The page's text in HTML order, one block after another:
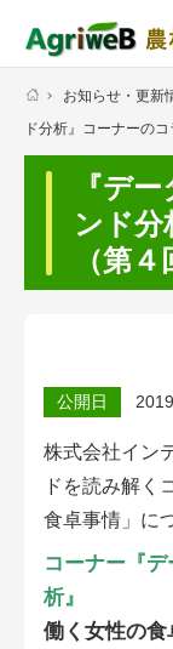
お知らせ・更新
ド分析』コーナーの
『デ
ンド分
（第
公開日
株式会社イン
ドを読み解く
食卓事情」に
コーナー 『
析』
働く女性の食